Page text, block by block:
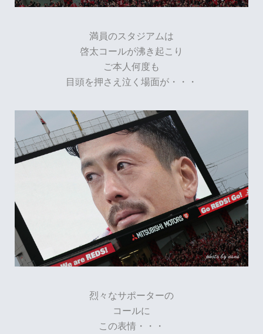
満員のスタジアムは
啓太コールが沸き起こり
ご本人何度も
目頭を押さえ泣く場面が・・・
烈々なサポーターの
コールに
この表情・・・